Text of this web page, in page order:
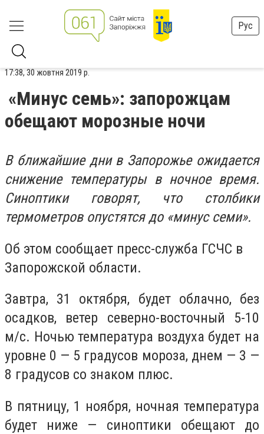
Рус
17:38, 30 жовтня 2019 р.
«Минус семь»: запорожцам
обещают морозные ночи
В ближайшие дни в Запорожье ожидается
снижение температуры в ночное время.
Синоптики говорят, что столбики
термометров опустятся до «минус семи».
Об этом сообщает пресс-служба ГСЧС в
Запорожской области.
Завтра, 31 октября, будет облачно, без
осадков, ветер северно-восточный 5-10
м/с. Ночью температура воздуха будет на
уровне 0 — 5 градусов мороза, днем — 3 —
8 градусов со знаком плюс.
В пятницу, 1 ноября, ночная температура
будет ниже — синоптики обещают до